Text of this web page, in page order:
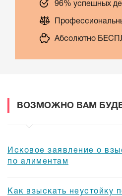
96% успешных
Абсолютно
ВОЗМОЖНО ВАМ
Исковое заявление о
по алиментам
Как взыскать неустойку